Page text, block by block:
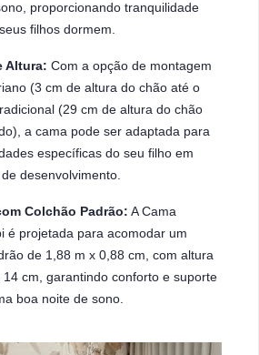
proporcionando tranquilidade
filhos dormem.
Altura: Com a opção de montagem
(3 cm de altura do chão até o
(29 cm de altura do chão
a cama pode ser adaptada para
específicas do seu filho em
desenvolvimento.
Colchão Padrão: A Cama
é projetada para acomodar um
de 1,88 m x 0,88 cm, com altura
cm, garantindo conforto e suporte
boa noite de sono.